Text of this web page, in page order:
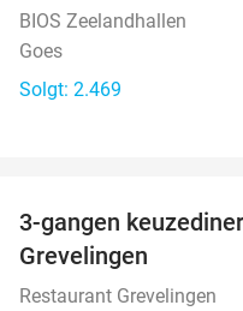
BIOS Zeelandhallen
Goes
Solgt: 2.469
3-gangen
Grevelingen
Restaurant Grevelingen